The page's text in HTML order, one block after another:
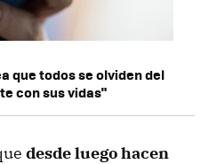
que todos se olviden del
con sus vidas"
desde luego hacen